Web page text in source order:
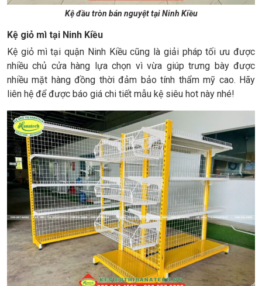
Kệ đầu tròn bán nguyệt tại Ninh Kiều
Kệ giỏ mì tại Ninh Kiều
Kệ giỏ mì tại quận Ninh Kiều cũng là giải pháp tối ưu được
nhiều chủ cửa hàng lựa chọn vì vừa giúp trưng bày được
nhiều mặt hàng đồng thời đảm bảo tính thẩm mỹ cao. Hãy
liên hệ để được báo giá chi tiết mẫu kệ siêu hot này nhé!